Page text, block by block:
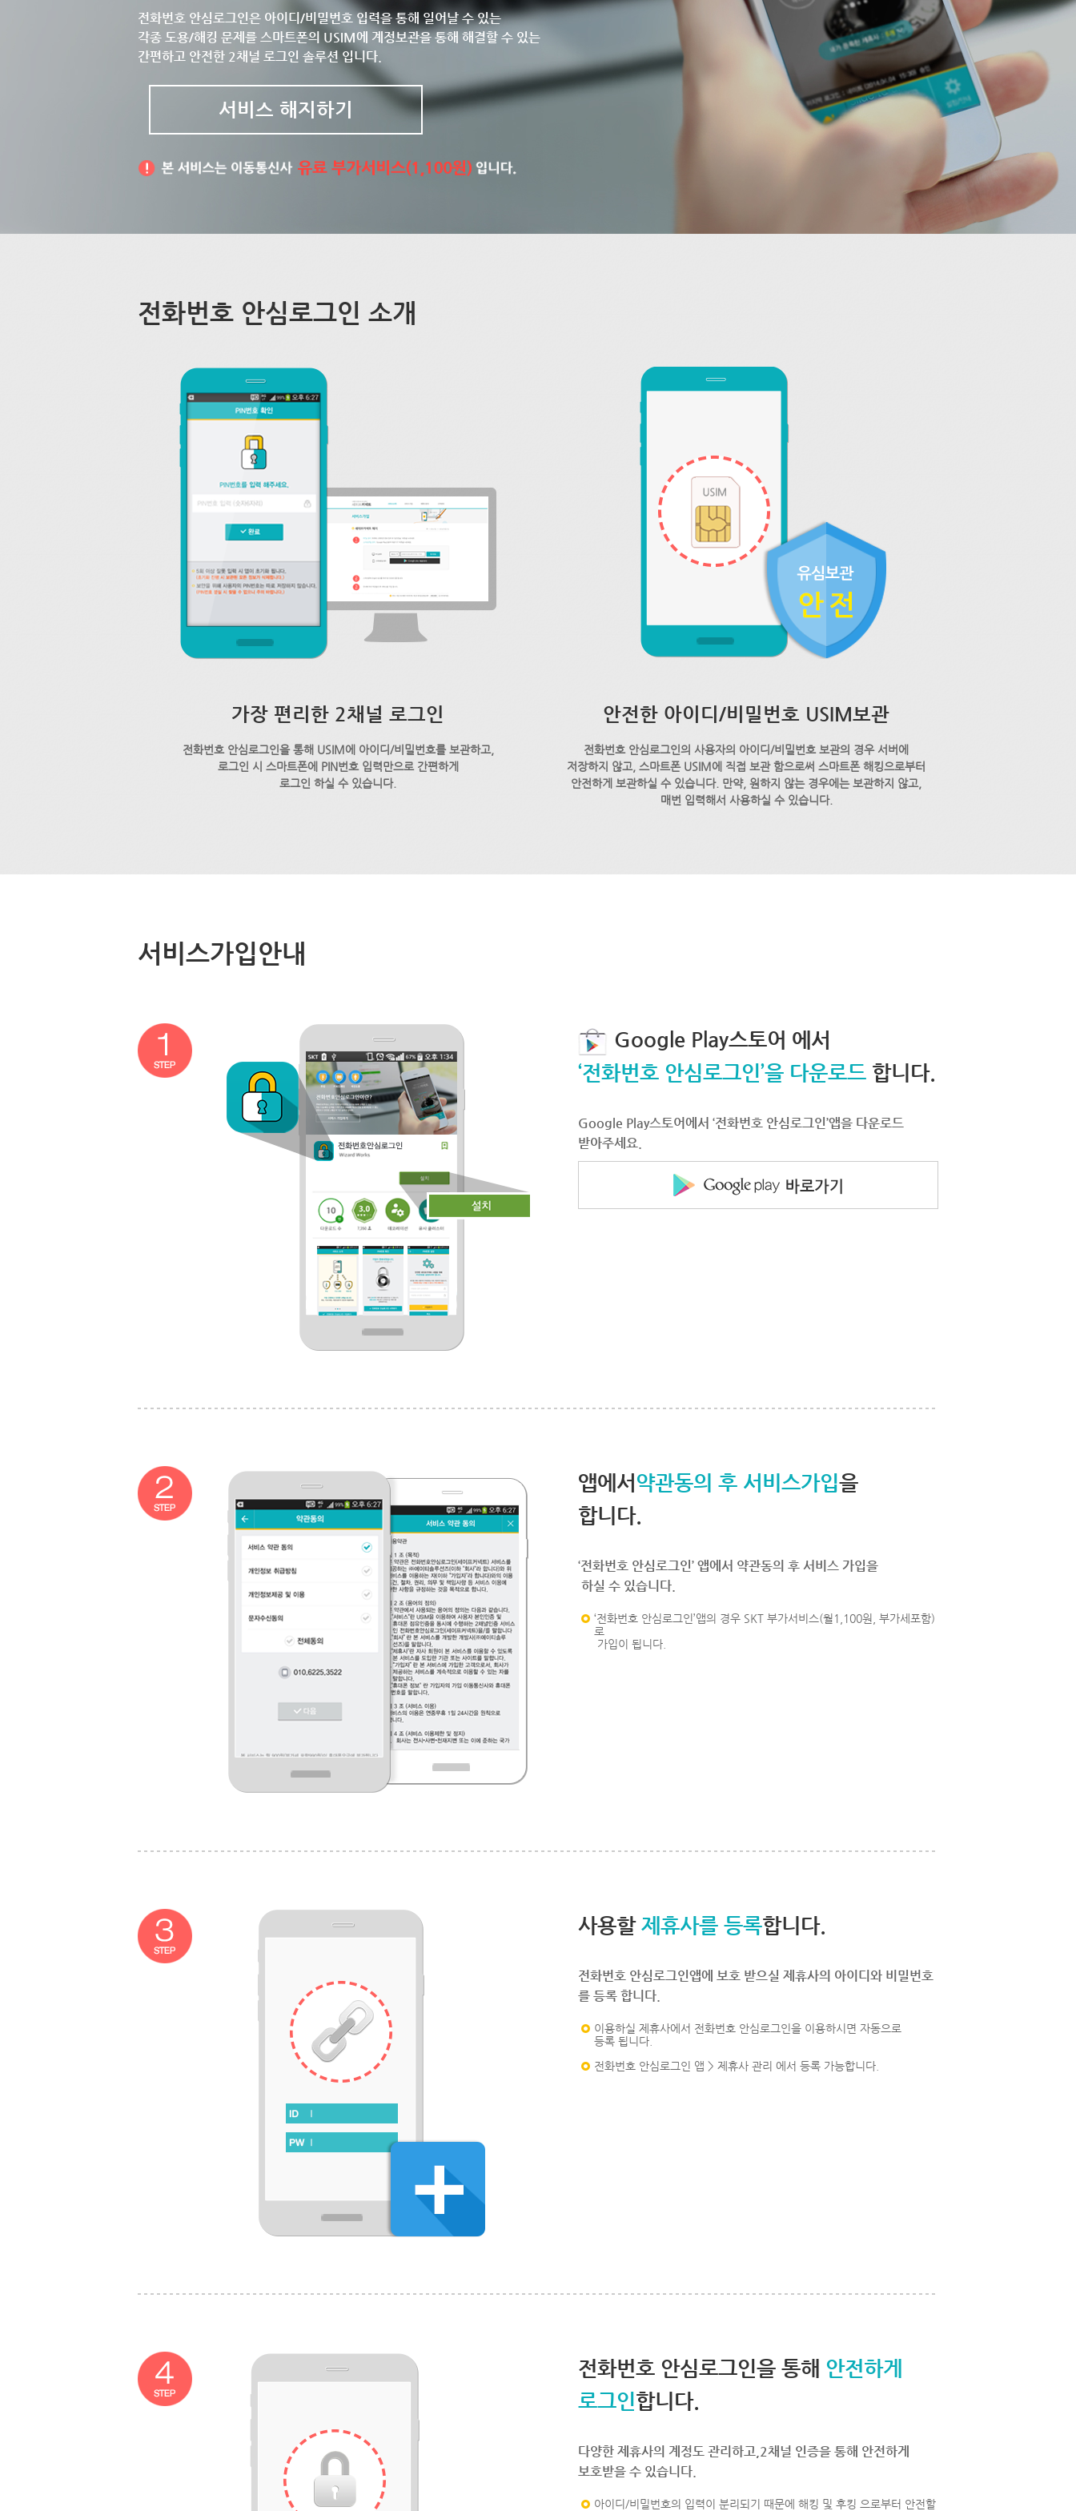
전화번호 안심로그인은 아이디/비밀번호 입력을 통해 일어날 수 있는
각종 도용/해킹 문제를 스마트폰의 USIM에 계정보관을 통해 해결할 수 있는
간편하고 안전한 2채널 로그인 솔루션 입니다.
서비스 해지하기
전화번호 안심로그인 소개
가장 편리한 2채널 로그인
전화번호 안심로그인을 통해 USIM에 아이디/비밀번호를 보관하고,
로그인 시 스마트폰에 PIN번호 입력만으로 간편하게
로그인 하실 수 있습니다.
안전한 아이디/비밀번호 USIM보관
전화번호 안심로그인의 사용자의 아이디/비밀번호 보관의 경우 서버에
저장하지 않고, 스마트폰 USIM에 직접 보관 함으로써 스마트폰 해킹으로부터
안전하게 보관하실 수 있습니다. 만약, 원하지 않는 경우에는 보관하지 않고,
매번 입력해서 사용하실 수 있습니다.
서비스가입안내
Google Play스토어 에서
‘전화번호 안심로그인’을 다운로드 합니다.
Google Play스토어에서 ‘전화번호 안심로그인’앱을 다운로드
받아주세요.
앱에서 약관동의 후 서비스가입을
합니다.
‘전화번호 안심로그인’ 앱에서 약관동의 후 서비스 가입을
하실 수 있습니다.
‘전화번호 안심로그인’앱의 경우 SKT 부가서비스(월1,100원, 부가세포함)
로
가입이 됩니다.
사용할 제휴사를 등록합니다.
전화번호 안심로그인앱에 보호 받으실 제휴사의 아이디와 비밀번호
를 등록 합니다.
이용하실 제휴사에서 전화번호 안심로그인을 이용하시면 자동으로
등록 됩니다.
전화번호 안심로그인 앱 > 제휴사 관리 에서 등록 가능합니다.
전화번호 안심로그인을 통해 안전하게
로그인합니다.
다양한 제휴사의 계정도 관리하고,2채널 인증을 통해 안전하게
보호받을 수 있습니다.
아이디/비밀번호의 입력이 분리되기 때문에 해킹 및 후킹 으로부터 안전할